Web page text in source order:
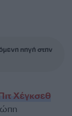
πηγή στην
Χέγκσεθ